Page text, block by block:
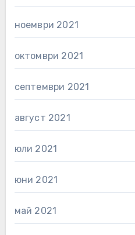
ноември 2021
октомври 2021
септември 2021
август 2021
юли 2021
юни 2021
май 2021